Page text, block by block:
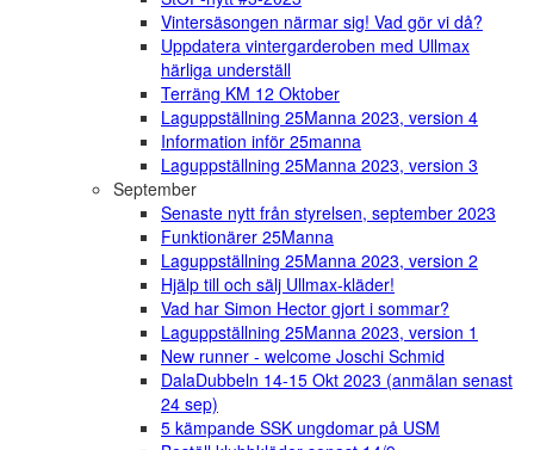
Vintersäsongen närmar sig! Vad gör vi då?
Uppdatera vintergarderoben med Ullmax
härliga underställ
Terräng KM 12 Oktober
Laguppställning 25Manna 2023, version 4
Information inför 25manna
Laguppställning 25Manna 2023, version 3
September
Senaste nytt från styrelsen, september 2023
Funktionärer 25Manna
Laguppställning 25Manna 2023, version 2
Hjälp till och sälj Ullmax-kläder!
Vad har Simon Hector gjort i sommar?
Laguppställning 25Manna 2023, version 1
New runner - welcome Joschi Schmid
DalaDubbeln 14-15 Okt 2023 (anmälan senast
24 sep)
5 kämpande SSK ungdomar på USM